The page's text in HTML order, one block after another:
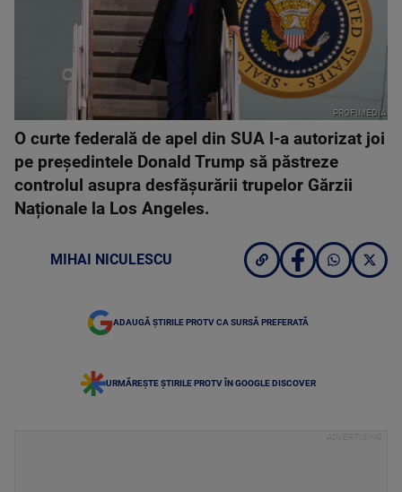
PROFIMEDIA
O curte federală de apel din SUA l-a autorizat joi
pe președintele Donald Trump să păstreze
controlul asupra desfășurării trupelor Gărzii
Naționale la Los Angeles.
MIHAI NICULESCU
ADAUGĂ ȘTIRILE PROTV CA SURSĂ PREFERATĂ
URMĂREȘTE ȘTIRILE PROTV ÎN GOOGLE DISCOVER